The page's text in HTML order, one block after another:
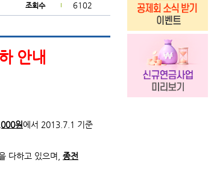
조회수 6102
안내
원에서 2013.7.1 기준
다하고 있으며, 종전